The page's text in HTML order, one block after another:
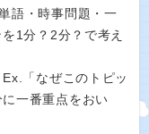
語・時事問題・一
1分？2分？で考え
「なぜこのトピッ
一番重点をおい